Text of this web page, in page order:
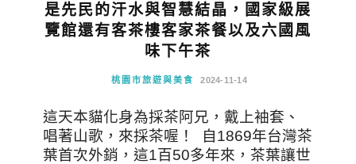
是先民的汗水與智慧結晶，國家級展
覽館還有客茶樓客家茶餐以及六國風
味下午茶
桃園市旅遊與美食 2024-11-14
這天本貓化身為採茶阿兄，戴上袖套、
唱著山歌，來採茶喔！ 自1869年台灣茶
葉首次外銷，這1百50多年來，茶葉讓世